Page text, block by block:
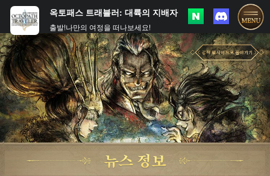
옥토패스 트래블러: 대륙의 지배자
출발!나만의 여정을 떠나보세요!